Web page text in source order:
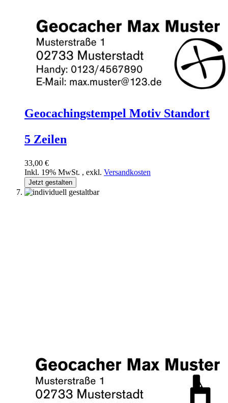
Geocachingstempel Motiv Standort
5 Zeilen
33,00 €
Inkl. 19% MwSt. , exkl. Versandkosten
Jetzt gestalten